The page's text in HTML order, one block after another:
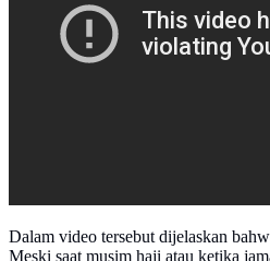
Dalam video tersebut dijelaskan
Meski saat musim haji atau ketika